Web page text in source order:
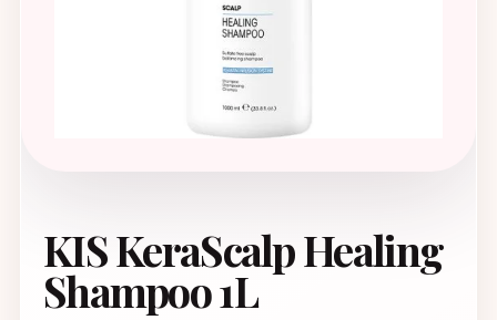
KIS KeraScalp Healing
Shampoo 1L